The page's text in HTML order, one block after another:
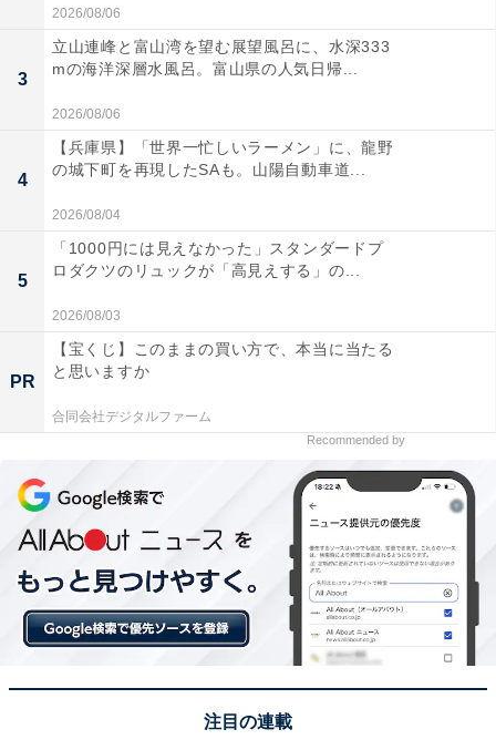
母倉日
母倉日（ぼそうにち）は、「母が子を育てるように、天
が人々を優しく見守り、慈しむ日」とされる吉日です。
この日に始めたことは、天の恵みを受けていい方向へと
進み、やがて発展していくといわれています。
特に、家庭を築くことに関する行動との相性がよく、結
婚、入籍、プロポーズ、告白など、恋愛や人生のパート
ナーシップに関する物事に最適な日です。
また、出産準備や子育てを見据えた引っ越し、新居の購
イベントにも向いています。
さらに母倉日は、「万物が生じて繁栄する吉兆の日」と
もされ、成長や発展を願う物事の新たなスタートにも最
適な日。起業や開業、会社の登記など、ビジネスの立ち
上げや事業拡大を目指すタイミングにもおすすめです。
2026/08/06
3
立山連峰と富山湾を望む展望風呂に、水深333
mの海洋深層水風呂。富山県の人気日帰...
2026/08/06
4
【兵庫県】「世界一忙しいラーメン」に、龍野
の城下町を再現したSAも。山陽自動車道...
2026/08/04
5
「1000円には見えなかった」スタンダードプ
ロダクツのリュックが「高見えする」の...
2026/08/03
PR
【宝くじ】このままの買い方で、本当に当たる
と思いますか
合同会社デジタルファーム
Recommended by
注目の連載